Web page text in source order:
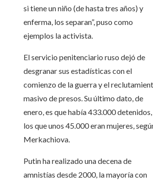
si tiene un niño (de hasta tres años) y
enferma, los separan”, puso como
ejemplos la activista.
El servicio penitenciario ruso dejó de
desgranar sus estadísticas con el
comienzo de la guerra y el
masivo de presos. Su último dato, de
enero, es que había 433.000
los que unos 45.000 eran mujeres,
Merkachiova.
Putin ha realizado una decena de
amnistías desde 2000, la mayoría con